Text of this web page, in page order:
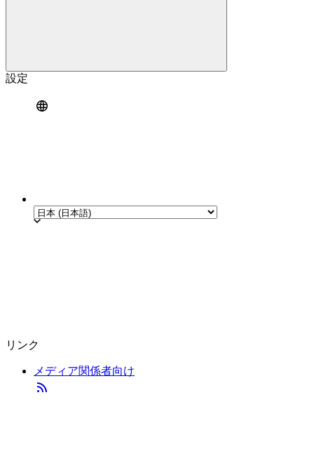
設定
リンク
メディア関係者向け